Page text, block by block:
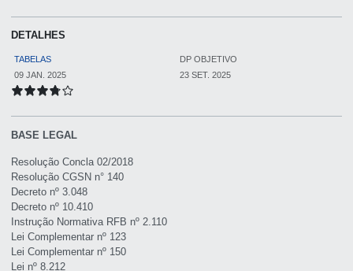
BASE LEGAL
Resolução Concla 02/2018
Resolução CGSN n° 140
Decreto nº 3.048
Decreto nº 10.410
Instrução Normativa RFB nº 2.110
Lei Complementar nº 123
Lei Complementar nº 150
Lei nº 8.212
DETALHES
TABELAS
DP OBJETIVO
09 JAN. 2025
23 SET. 2025